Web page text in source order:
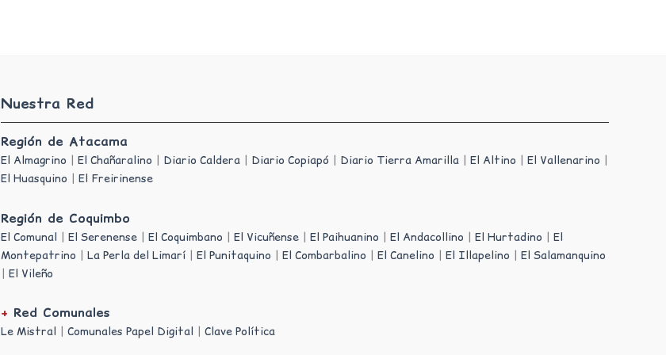
Nuestra Red
Región de Atacama
El Almagrino |El Chañaralino | Diario Caldera | Diario Copiapó | Diario Tierra Amarilla |El Altino |El Vallenarino |
El Huasquino |El Freirinense
Región de Coquimbo
El Comunal |El Serenense |El Coquimbano |El Vicuñense |El Paihuanino |El Andacollino |El Hurtadino |El
Montepatrino |La Perla del Limarí |El Punitaquino |El Combarbalino |El Canelino |El Illapelino |El Salamanquino
|El Vileño
+ Red Comunales
Le Mistral |Comunales Papel Digital |Clave Política